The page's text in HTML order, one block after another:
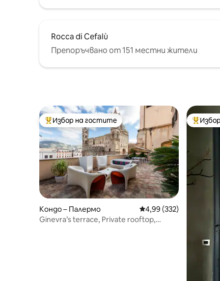
Rocca di Cefalù
Препоръчвано от 151 местни жители
Най-популярен избор на гостите
Избор на гостите
Кондо – Палермо Средна оценка: 4,99
4,99 (332)
Ginevra’s terrace, Private rooftop,
Най-